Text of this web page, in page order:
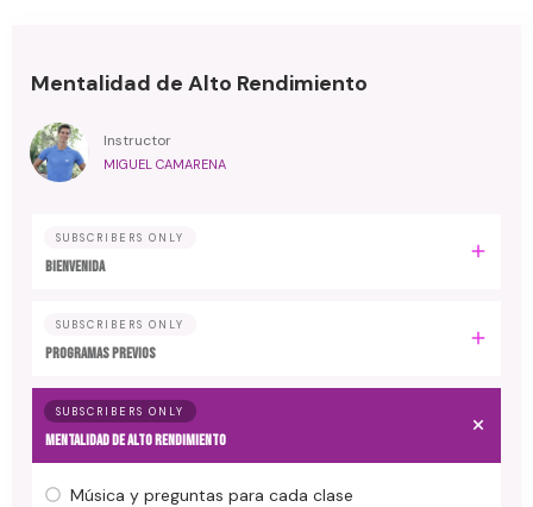
Mentalidad de Alto Rendimiento
Instructor
MIGUEL CAMARENA
SUBSCRIBERS ONLY
BIENVENIDA
SUBSCRIBERS ONLY
PROGRAMAS PREVIOS
SUBSCRIBERS ONLY
MENTALIDAD DE ALTO RENDIMIENTO
Música y preguntas para cada clase